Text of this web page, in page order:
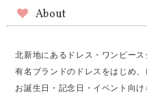
About
北新地にあるドレス・ワンピース
有名ブランドのドレスをはじめ、
お誕生日・記念日・イベント向